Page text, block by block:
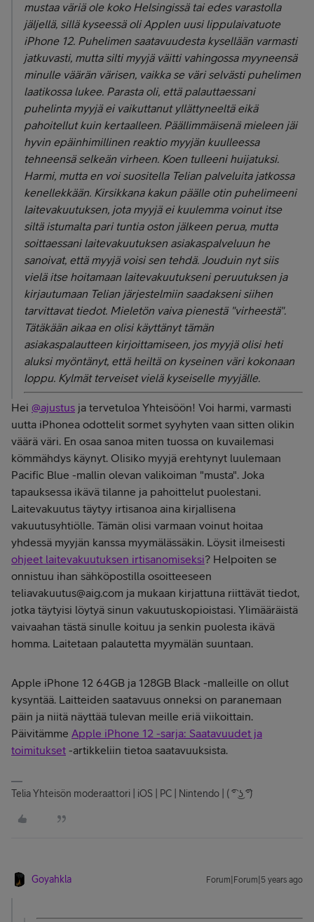
mustaa väriä ole koko Helsingissä tai edes varastolla
jäljellä, sillä kyseessä oli Applen uusi lippulaivatuote
iPhone 12. Puhelimen saatavuudesta kysellään varmasti
jatkuvasti, mutta silti myyjä väitti vahingossa myyneensä
minulle väärän värisen, vaikka se väri selvästi puhelimen
laatikossa lukee. Parasta oli, että palauttaessani
puhelinta myyjä ei vaikuttanut yllättyneeltä eikä
pahoitellut kuin kertaalleen. Päällimmäisenä mieleen jäi
hyvin epäinhimillinen reaktio myyjän kuulleessa
tehneensä selkeän virheen. Koen tulleeni huijatuksi.
Harmi, mutta en voi suositella Telian palveluita jatkossa
kenellekkään. Kirsikkana kakun päälle otin puhelimeeni
laitevakuutuksen, jota myyjä ei kuulemma voinut itse
siltä istumalta pari tuntia oston jälkeen perua, mutta
soittaessani laitevakuutuksen asiakaspalveluun he
sanoivat, että myyjä voisi sen tehdä. Jouduin nyt siis
vielä itse hoitamaan laitevakuutukseni peruutuksen ja
kirjautumaan Telian järjestelmiin saadakseni siihen
tarvittavat tiedot. Mieletön vaiva pienestä "virheestä".
Tätäkään aikaa en olisi käyttänyt tämän
asiakaspalautteen kirjoittamiseen, jos myyjä olisi heti
aluksi myöntänyt, että heiltä on kyseinen väri kokonaan
loppu. Kylmät terveiset vielä kyseiselle myyjälle.
Hei @ajustus ja tervetuloa Yhteisöön! Voi harmi, varmasti
uutta iPhonea odottelit sormet syyhyten vaan sitten olikin
väärä väri. En osaa sanoa miten tuossa on kuvailemasi
kömmähdys käynyt. Olisiko myyjä erehtynyt luulemaan
Pacific Blue -mallin olevan valikoiman "musta". Joka
tapauksessa ikävä tilanne ja pahoittelut puolestani.
Laitevakuutus täytyy irtisanoa aina kirjallisena
vakuutusyhtiölle. Tämän olisi varmaan voinut hoitaa
yhdessä myyjän kanssa myymälässäkin. Löysit ilmeisesti
ohjeet laitevakuutuksen irtisanomiseksi? Helpoiten se
onnistuu ihan sähköpostilla osoitteeseen
teliavakuutus@aig.com ja mukaan kirjattuna riittävät tiedot,
jotka täytyisi löytyä sinun vakuutuskopioistasi. Ylimääräistä
vaivaahan tästä sinulle koituu ja senkin puolesta ikävä
homma. Laitetaan palautetta myymälän suuntaan.
Apple iPhone 12 64GB ja 128GB Black -malleille on ollut
kysyntää. Laitteiden saatavuus onneksi on paranemaan
päin ja niitä näyttää tulevan meille eriä viikoittain.
Päivitämme Apple iPhone 12 -sarja: Saatavuudet ja
toimitukset -artikkeliin tietoa saatavuuksista.
Telia Yhteisön moderaattori | iOS | PC | Nintendo | ( ͡° ͜ʖ ͡°)
Goyahkla Forum|Forum|5 years ago